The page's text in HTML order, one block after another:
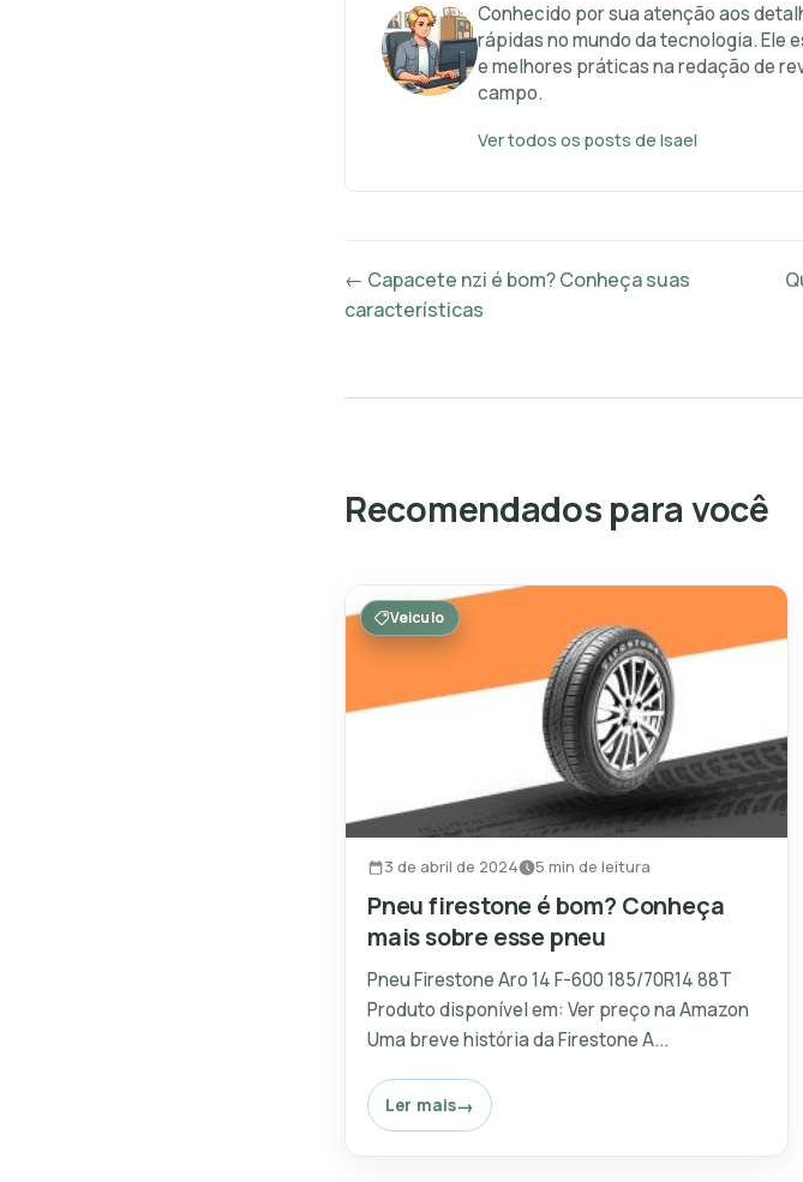
Conhecido por sua atenção aos
rápidas no mundo da tecnologia. Ele
e melhores práticas na redação de
campo.
Ver todos os posts de Isael
← Capacete nzi é bom? Conheça suas
características
Recomendados para você
Veiculo
3 de abril de 2024 5 min de leitura
Pneu firestone é bom? Conheça
mais sobre esse pneu
Pneu Firestone Aro 14 F-600 185/70R14 88T
Produto disponível em: Ver preço na Amazon
Uma breve história da Firestone A...
Ler mais